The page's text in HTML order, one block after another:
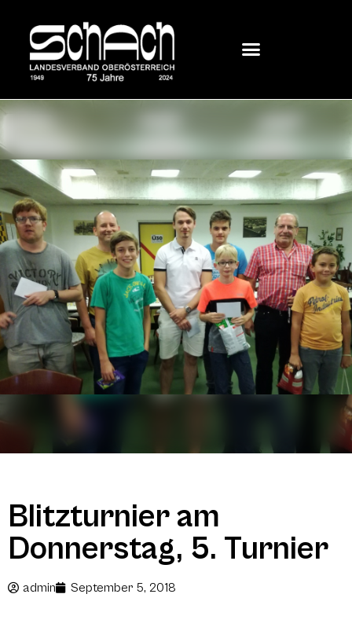
Blitzturnier am
Donnerstag, 5. Turnier
admin September 5, 2018